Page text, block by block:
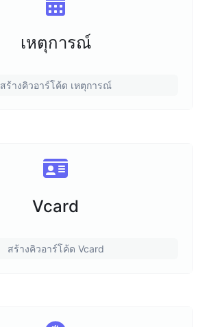
เหตุการณ์
สร้างคิวอาร์โค้ด เหตุการณ์
Vcard
สร้างคิวอาร์โค้ด Vcard